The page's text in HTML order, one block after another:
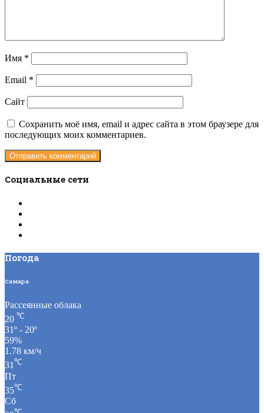
Имя *
Email *
Сайт
Сохранить моё имя, email и адрес сайта в этом браузере для
последующих моих комментариев.
Социальные сети
Погода
Самара
Рассеянные облака
20 ℃
31º - 20º
59%
1.78 км/ч
31℃
Пт
35℃
Сб